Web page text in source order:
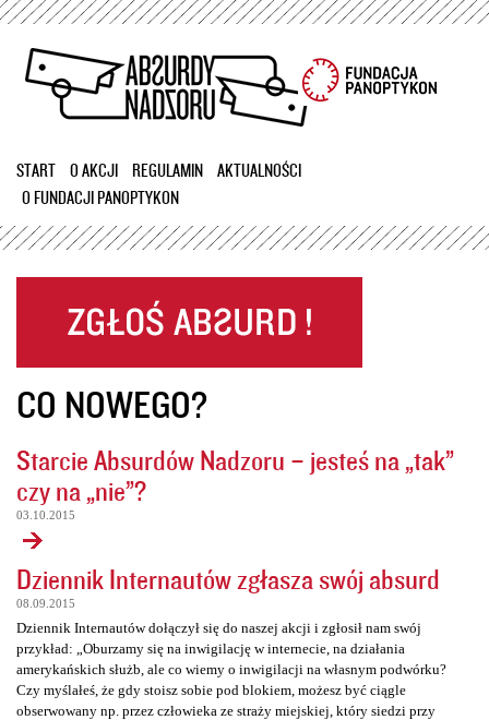
Przejdź
treści
START O AKCJI REGULAMIN
AKTUALNOŚCI
O FUNDACJI PANOPTYKON
CO NOWEGO?
Starcie Absurdów Nadzoru – jesteś na „tak”
czy na „nie”?
03.10.2015
Dziennik Internautów zgłasza swój absurd
08.09.2015
Dziennik Internautów dołączył się do naszej akcji i zgłosił nam swój
przykład: „Oburzamy się na inwigilację w internecie, na działania
amerykańskich służb, ale co wiemy o inwigilacji na własnym podwórku?
Czy myślałeś, że gdy stoisz sobie pod blokiem, możesz być ciągle
obserwowany np. przez człowieka ze straży miejskiej, który siedzi przy